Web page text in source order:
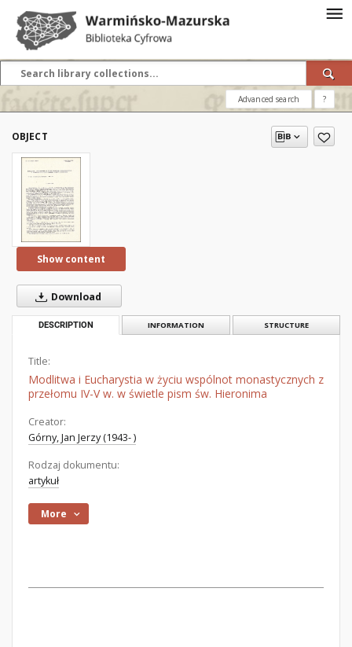
Advanced search ?
OBJECT
Show content
Download
DESCRIPTION INFORMATION STRUCTURE
Title:
Modlitwa i Eucharystia w życiu wspólnot monastycznych z
przełomu IV-V w. w świetle pism św. Hieronima
Creator:
Górny, Jan Jerzy (1943- )
Rodzaj dokumentu:
artykuł
More